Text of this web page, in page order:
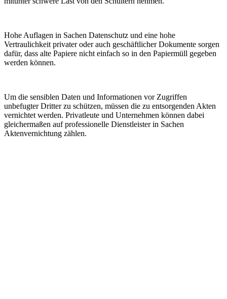
Hohe Auflagen in Sachen Datenschutz und eine hohe
Vertraulichkeit privater oder auch geschäftlicher Dokumente sorgen
dafür, dass alte Papiere nicht einfach so in den Papiermüll gegeben
werden können.
Um die sensiblen Daten und Informationen vor Zugriffen
unbefugter Dritter zu schützen, müssen die zu entsorgenden Akten
vernichtet werden. Privatleute und Unternehmen können dabei
gleichermaßen auf professionelle Dienstleister in Sachen
Aktenvernichtung zählen.